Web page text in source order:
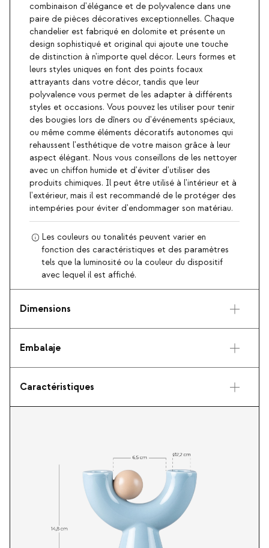
combinaison d'élégance et de polyvalence dans une
paire de pièces décoratives exceptionnelles. Chaque
chandelier est fabriqué en dolomite et présente un
design sophistiqué et original qui ajoute une touche
de distinction à n'importe quel décor. Leurs formes et
leurs styles uniques en font des points focaux
attrayants dans votre décor, tandis que leur
polyvalence vous permet de les adapter à différents
styles et occasions. Vous pouvez les utiliser pour tenir
des bougies lors de dîners ou d'événements spéciaux,
ou même comme éléments décoratifs autonomes qui
rehaussent l'esthétique de votre maison grâce à leur
aspect élégant. Nous vous conseillons de les nettoyer
avec un chiffon humide et d'éviter d'utiliser des
produits chimiques. Il peut être utilisé à l'intérieur et à
l'extérieur, mais il est recommandé de le protéger des
intempéries pour éviter d'endommager son matériau.
Les couleurs ou tonalités peuvent varier en
fonction des caractéristiques et des paramètres
tels que la luminosité ou la couleur du dispositif
avec lequel il est affiché.
Dimensions
Embalaje
Caractéristiques